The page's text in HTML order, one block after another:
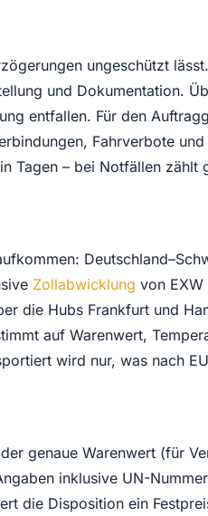
ungeschützt
und Dokumentation.
entfallen. Für den
Fahrverbote
Tagen – bei Notfällen zählt
Zollabwicklung von EXW
die Hubs Frankfurt und
auf Warenwert,
wird nur, was nach
genaue Warenwert (für
inklusive UN-
die Disposition ein